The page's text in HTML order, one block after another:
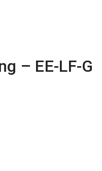
– EE-LF-G